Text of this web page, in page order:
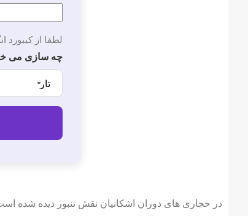
لطفا از کیبورد
چه سازی می
در حجاری های دوران اشکانیان نقش تنبور دیده شده